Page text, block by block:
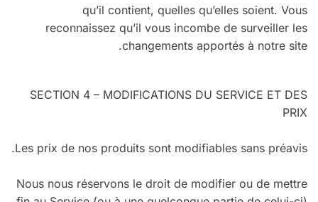
qu’il contient, quelles qu’elles soient. Vous
reconnaissez qu’il vous incombe de surveiller les
changements apportés à notre site.
SECTION 4 – MODIFICATIONS DU SERVICE ET DES
PRIX
Les prix de nos produits sont modifiables sans préavis.
Nous nous réservons le droit de modifier ou de mettre